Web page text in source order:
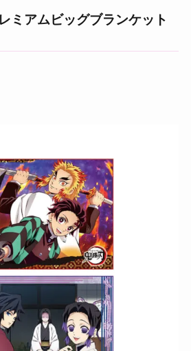
ミアムビッグブランケット